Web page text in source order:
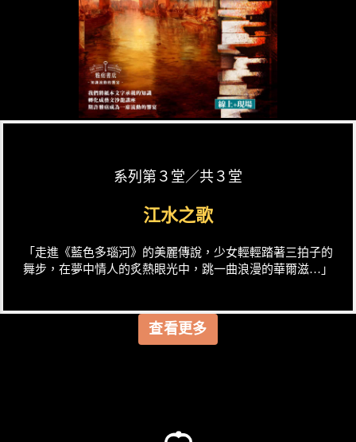
系列第３堂／共３堂
江水之歌
「走進《藍色多瑙河》的美麗傳說，少女輕輕踏著三拍子的
舞步，在夢中情人的炙熱眼光中，跳一曲浪漫的華爾滋…」
查看更多